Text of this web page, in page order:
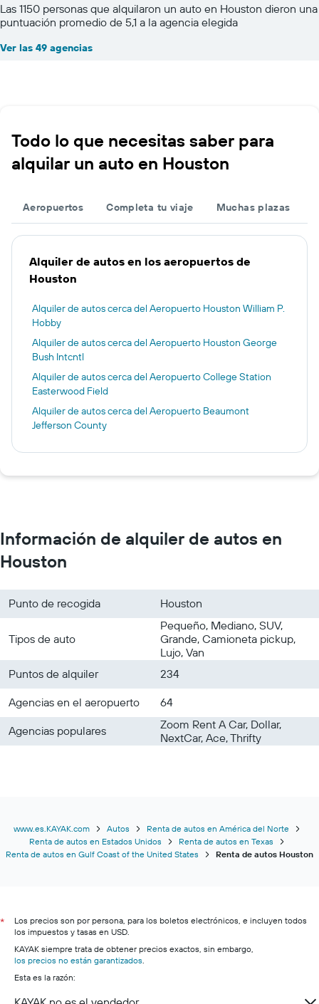
Las 1150 personas que alquilaron un auto en Houston dieron una
puntuación promedio de 5,1 a la agencia elegida
Ver las 49 agencias
Todo lo que necesitas saber para
alquilar un auto en Houston
Aeropuertos Completa tu viaje Muchas plazas
Alquiler de autos en los aeropuertos de
Houston
Alquiler de autos cerca del Aeropuerto Houston William P.
Hobby
Alquiler de autos cerca del Aeropuerto Houston George
Bush Intcntl
Alquiler de autos cerca del Aeropuerto College Station
Easterwood Field
Alquiler de autos cerca del Aeropuerto Beaumont
Jefferson County
Información de alquiler de autos en
Houston
Punto de recogida Houston
Tipos de auto
Pequeño, Mediano, SUV,
Grande, Camioneta pickup,
Lujo, Van
Puntos de alquiler
234
Agencias en el aeropuerto
64
Agencias populares
Zoom Rent A Car, Dollar,
NextCar, Ace, Thrifty
www.es.KAYAK.com Autos
Renta de autos en América del Norte
Renta de autos en Estados Unidos
Renta de autos en Texas
Renta de autos en Gulf Coast of the United States
Renta de autos Houston
*
Los precios son por persona, para los boletos electrónicos, e incluyen todos
los impuestos y tasas en USD.
KAYAK siempre trata de obtener precios exactos, sin embargo,
los precios no están garantizados
Esta es la razón: